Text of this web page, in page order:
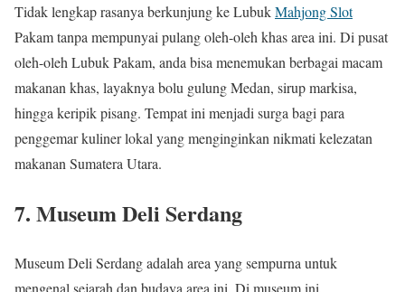
Tidak lengkap rasanya berkunjung ke LubukMahjong Slot
Pakam tanpa mempunyai pulang oleh-oleh khas area ini. Di pusat
oleh-oleh Lubuk Pakam, anda bisa menemukan berbagai macam
makanan khas, layaknya bolu gulung Medan, sirup markisa,
hingga keripik pisang. Tempat ini menjadi surga bagi para
penggemar kuliner lokal yang menginginkan nikmati kelezatan
makanan Sumatera Utara.
7. Museum Deli Serdang
Museum Deli Serdang adalah area yang sempurna untuk
mengenal sejarah dan budaya area ini. Di museum ini,